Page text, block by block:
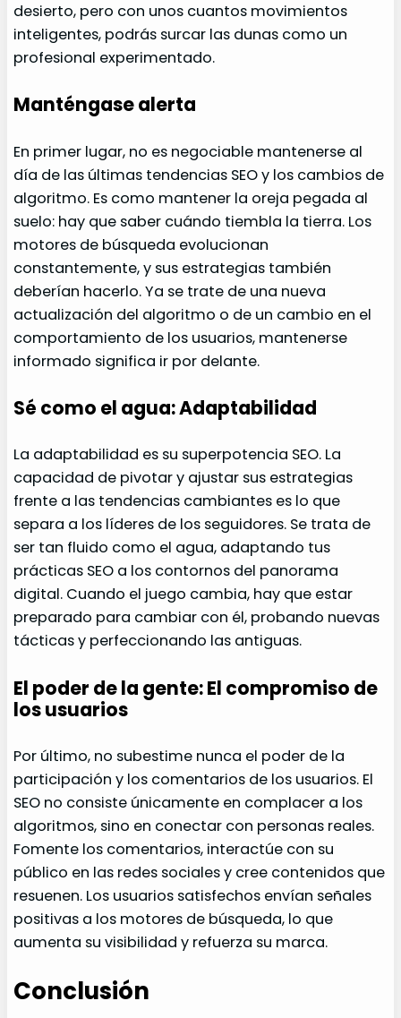
desierto, pero con unos cuantos movimientos
inteligentes, podrás surcar las dunas como un
profesional experimentado.
Manténgase alerta
En primer lugar, no es negociable mantenerse al
día de las últimas tendencias SEO y los cambios de
algoritmo. Es como mantener la oreja pegada al
suelo: hay que saber cuándo tiembla la tierra. Los
motores de búsqueda evolucionan
constantemente, y sus estrategias también
deberían hacerlo. Ya se trate de una nueva
actualización del algoritmo o de un cambio en el
comportamiento de los usuarios, mantenerse
informado significa ir por delante.
Sé como el agua: Adaptabilidad
La adaptabilidad es su superpotencia SEO. La
capacidad de pivotar y ajustar sus estrategias
frente a las tendencias cambiantes es lo que
separa a los líderes de los seguidores. Se trata de
ser tan fluido como el agua, adaptando tus
prácticas SEO a los contornos del panorama
digital. Cuando el juego cambia, hay que estar
preparado para cambiar con él, probando nuevas
tácticas y perfeccionando las antiguas.
El poder de la gente: El compromiso de
los usuarios
Por último, no subestime nunca el poder de la
participación y los comentarios de los usuarios. El
SEO no consiste únicamente en complacer a los
algoritmos, sino en conectar con personas reales.
Fomente los comentarios, interactúe con su
público en las redes sociales y cree contenidos que
resuenen. Los usuarios satisfechos envían señales
positivas a los motores de búsqueda, lo que
aumenta su visibilidad y refuerza su marca.
Conclusión